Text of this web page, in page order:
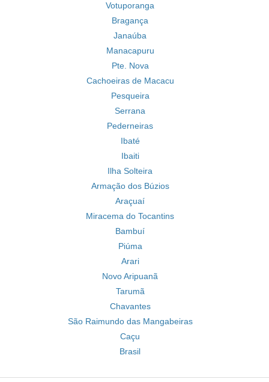
Votuporanga
Bragança
Janaúba
Manacapuru
Pte. Nova
Cachoeiras de Macacu
Pesqueira
Serrana
Pederneiras
Ibaté
Ibaiti
Ilha Solteira
Armação dos Búzios
Araçuaí
Miracema do Tocantins
Bambuí
Piúma
Arari
Novo Aripuanã
Tarumã
Chavantes
São Raimundo das Mangabeiras
Caçu
Brasil